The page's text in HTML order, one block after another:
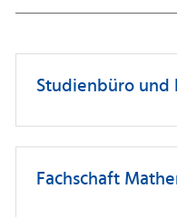
Studienbüro und
Fachschaft